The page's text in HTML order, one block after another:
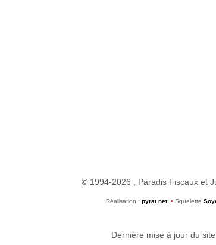
©1994-2026 , Paradis Fiscaux et
Réalisation : pyrat.net • Squelette
Dernière mise à jour du